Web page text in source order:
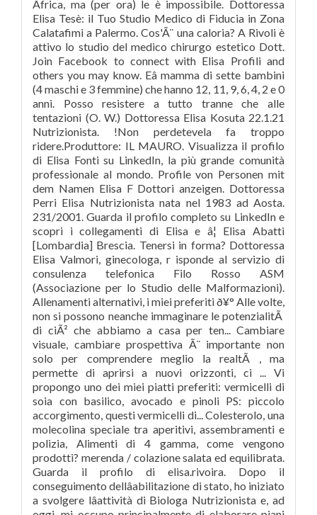
Africa, ma (per ora) le è impossibile. Dottoressa
Elisa Tesè: il Tuo Studio Medico di Fiducia in Zona
Calatafimi a Palermo. Cos'Ã¨ una caloria? A Rivoli è
attivo lo studio del medico chirurgo estetico Dott.
Join Facebook to connect with Elisa Profili and
others you may know. Eâ mamma di sette bambini
(4 maschi e 3 femmine) che hanno 12, 11, 9, 6, 4, 2 e 0
anni. Posso resistere a tutto tranne che alle
tentazioni (O. W.) Dottoressa Elisa Kosuta 22.1.21
Nutrizionista. !Non perdetevela fa troppo
ridere.Produttore: IL MAURO. Visualizza il profilo
di Elisa Fonti su LinkedIn, la più grande comunità
professionale al mondo. Profile von Personen mit
dem Namen Elisa F Dottori anzeigen. Dottoressa
Perri Elisa Nutrizionista nata nel 1983 ad Aosta.
231/2001. Guarda il profilo completo su LinkedIn e
scopri i collegamenti di Elisa e â¦ Elisa Abatti
[Lombardia] Brescia. Tenersi in forma? Dottoressa
Elisa Valmori, ginecologa, r isponde al servizio di
consulenza telefonica Filo Rosso ASM
(Associazione per lo Studio delle Malformazioni).
Allenamenti alternativi, i miei preferiti ð¥° Alle volte,
non si possono neanche immaginare le potenzialitÃ
di ciÃ² che abbiamo a casa per ten... Cambiare
visuale, cambiare prospettiva Ã¨ importante non
solo per comprendere meglio la realtÃ , ma
permette di aprirsi a nuovi orizzonti, ci ... Vi
propongo uno dei miei piatti preferiti: vermicelli di
soia con basilico, avocado e pinoli PS: piccolo
accorgimento, questi vermicelli di... Colesterolo, una
molecolina speciale tra aperitivi, assembramenti e
polizia, Alimenti di 4 gamma, come vengono
prodotti? merenda / colazione salata ed equilibrata.
Guarda il profilo di elisa.rivoira. Dopo il
conseguimento dellâabilitazione di stato, ho iniziato
a svolgere lâattività di Biologa Nutrizionista e, ad